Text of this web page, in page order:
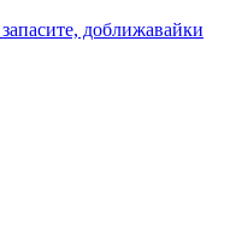
доближавайки